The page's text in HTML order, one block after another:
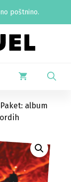
poštnino.
album